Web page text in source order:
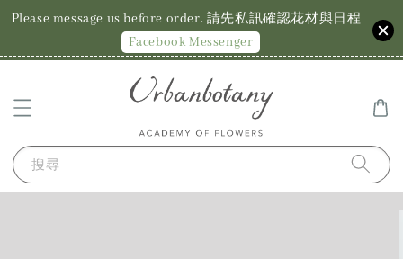
Please message us before order. 請先私訊確認花材與日程
Facebook Messenger
搜尋